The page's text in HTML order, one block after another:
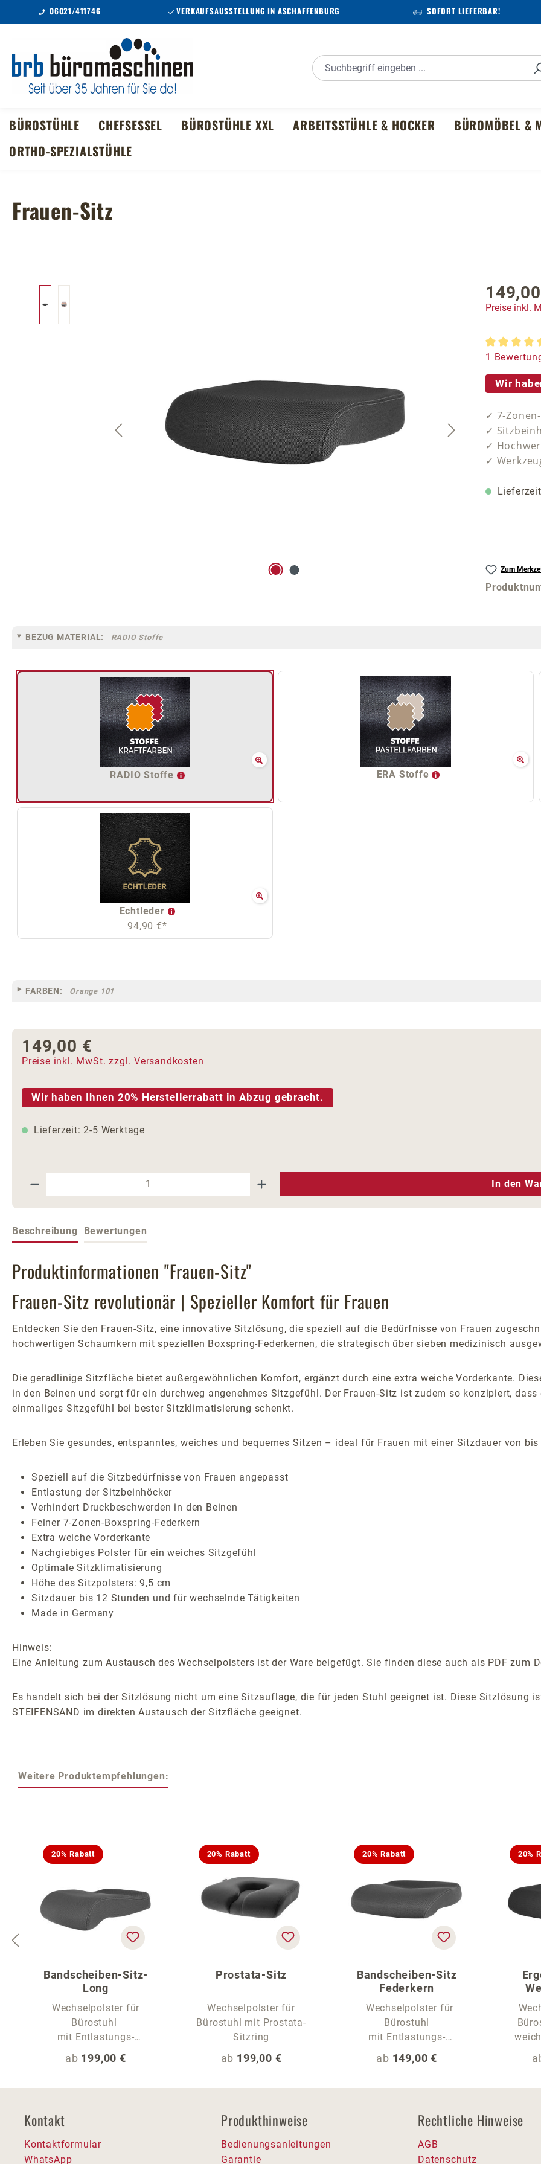
Hauptinhalt springen
Zur Suche springen
Zur Hauptnavigation springen
06021/411746 VERKAUFSAUSSTELLUNG IN ASCHAFFENBURG SOFORT LIEFERBAR!
BÜROSTÜHLE CHEFSESSEL BÜROSTÜHLE XXL ARBEITSSTÜHLE & HOCKER BÜROMÖBEL &
ORTHO-SPEZIALSTÜHLE
Frauen-Sitz
Regulärer
Preise inkl.
1
Wir
✓ 7-
✓
✓
✓
Zum
BEZUG MATERIAL: RADIO Stoffe
RADIO Stoffe ERA Stoffe
Echtleder
94,90 €*
FARBEN: Orange 101
Regulärer Preis:
149,00 €
Preise inkl. MwSt. zzgl. Versandkosten
Wir haben Ihnen 20% Herstellerrabatt in Abzug gebracht.
Lieferzeit: 2-5 Werktage
Produkt Anzahl: Gib den gewünschten Wert ein oder benutze die In den
Beschreibung Bewertungen
Produktinformationen "Frauen-Sitz"
Frauen-Sitz revolutionär | Spezieller Komfort für Frauen
Entdecken Sie den Frauen-Sitz, eine innovative Sitzlösung, die speziell auf die Bedürfnisse von Frauen
hochwertigen Schaumkern mit speziellen Boxspring-Federkernen, die strategisch über sieben medizinisch
Die geradlinige Sitzfläche bietet außergewöhnlichen Komfort, ergänzt durch eine extra weiche Vorderkante.
in den Beinen und sorgt für ein durchweg angenehmes Sitzgefühl. Der Frauen-Sitz ist zudem so konzipiert,
einmaliges Sitzgefühl bei bester Sitzklimatisierung schenkt.
Erleben Sie gesundes, entspanntes, weiches und bequemes Sitzen – ideal für Frauen mit einer Sitzdauer von
Speziell auf die Sitzbedürfnisse von Frauen angepasst
Entlastung der Sitzbeinhöcker
Verhindert Druckbeschwerden in den Beinen
Feiner 7-Zonen-Boxspring-Federkern
Extra weiche Vorderkante
Nachgiebiges Polster für ein weiches Sitzgefühl
Optimale Sitzklimatisierung
Höhe des Sitzpolsters: 9,5 cm
Sitzdauer bis 12 Stunden und für wechselnde Tätigkeiten
Made in Germany
Hinweis:
Eine Anleitung zum Austausch des Wechselpolsters ist der Ware beigefügt. Sie finden diese auch als PDF zum
Es handelt sich bei der Sitzlösung nicht um eine Sitzauflage, die für jeden Stuhl geeignet ist. Diese Sitzlösung
STEIFENSAND im direkten Austausch der Sitzfläche geeignet.
Weitere Produktempfehlungen:
20% Rabatt
Bandscheiben-Sitz-
Long
Wechselpolster für
Bürostuhl
mit Entlastungs-
Sitzwelle und extra
langer Sitzfläche
Regulärer Preis:
ab 199,00 €
20% Rabatt
Prostata-Sitz
Wechselpolster für
Bürostuhl mit Prostata-
Sitzring
Regulärer Preis:
ab 199,00 €
20% Rabatt
Bandscheiben-Sitz
Federkern
Wechselpolster für
Bürostuhl
mit Entlastungs-
Regulärer Preis:
ab 149,00 €
20%
Kontakt
Kontaktformular
WhatsApp
Produkthinweise
Bedienungsanleitungen
Garantie
Rechtliche Hinweise
AGB
Datenschutz